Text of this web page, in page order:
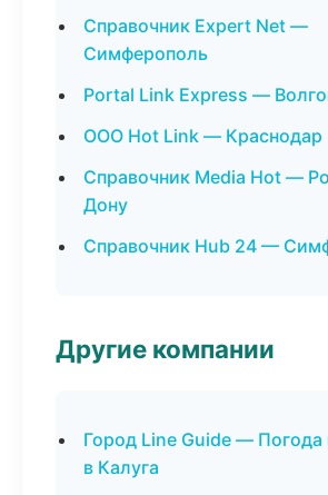
Справочник Expert Net —
Симферополь
Portal Link Express —
ООО Hot Link — Краснодар
Справочник Media Hot —
Дону
Справочник Hub 24 —
Другие компании
Город Line Guide — Погода
в Калуга